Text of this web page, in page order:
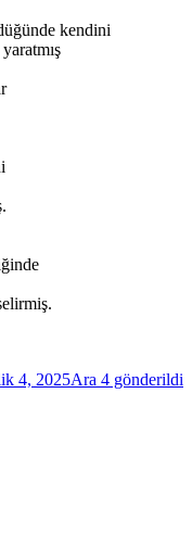
kendini
4, 2025Ara 4 gönderildi